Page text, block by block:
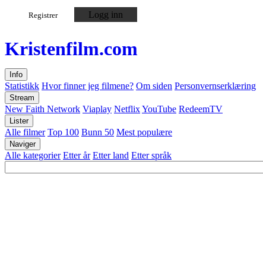
Registrer Logg inn
Kristenfilm.com
Info
Statistikk Hvor finner jeg filmene? Om siden Personvernserklæring
Stream
New Faith Network Viaplay NetflixYouTube RedeemTV
Lister
Alle filmer Top 100 Bunn 50 Mest populære
Naviger
Alle kategorier Etter år Etter land Etter språk